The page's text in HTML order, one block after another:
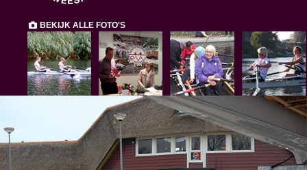
BEKIJK ALLE FOTO'S